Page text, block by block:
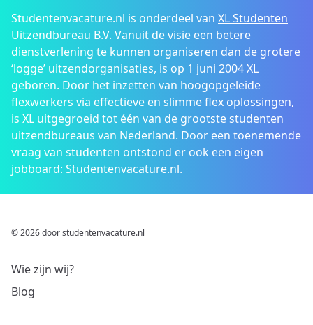
Studentenvacature.nl is onderdeel van XL Studenten
Uitzendbureau B.V. Vanuit de visie een betere
dienstverlening te kunnen organiseren dan de grotere
‘logge’ uitzendorganisaties, is op 1 juni 2004 XL
geboren. Door het inzetten van hoogopgeleide
flexwerkers via effectieve en slimme flex oplossingen,
is XL uitgegroeid tot één van de grootste studenten
uitzendbureaus van Nederland. Door een toenemende
vraag van studenten ontstond er ook een eigen
jobboard: Studentenvacature.nl.
© 2026 door studentenvacature.nl
Wie zijn wij?
Blog